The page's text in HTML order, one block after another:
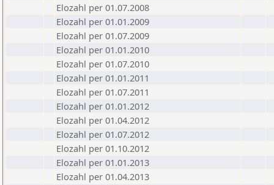
Elozahl per 01.07.2008
Elozahl per 01.01.2009
Elozahl per 01.07.2009
Elozahl per 01.01.2010
Elozahl per 01.07.2010
Elozahl per 01.01.2011
Elozahl per 01.07.2011
Elozahl per 01.01.2012
Elozahl per 01.04.2012
Elozahl per 01.07.2012
Elozahl per 01.10.2012
Elozahl per 01.01.2013
Elozahl per 01.04.2013